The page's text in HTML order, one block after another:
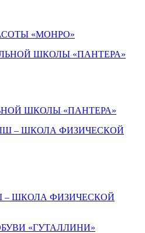
«МОНРО»
ШКОЛЫ «ПАНТЕРА»
– ШКОЛА ФИЗИЧЕСКОЙ